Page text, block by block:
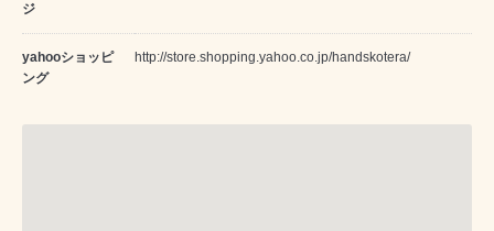
ジ
yahooショッピ
ング
http://store.shopping.yahoo.co.jp/handskotera/